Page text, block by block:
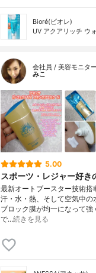
Bioré(ビオレ)
UV アクアリッチ ウ
会社員 / 美容モニター
みこ
5.00
スポーツ・レジャー好き
最新オートブースター技術搭
汗・水・熱、そして空気中
ブロック膜が均一になって
で…続きを見る